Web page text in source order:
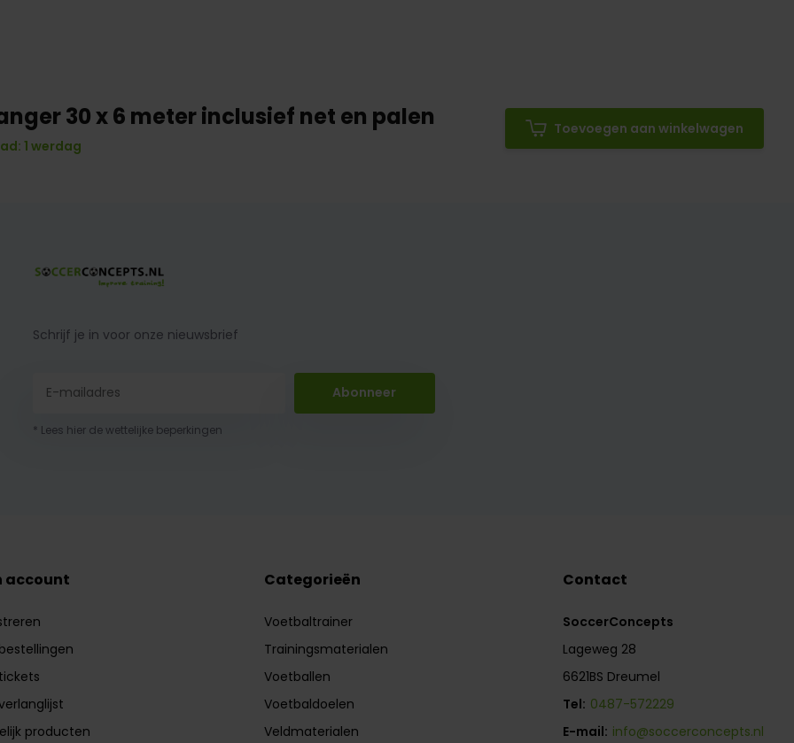
30 x 6 meter inclusief net en palen
1 werdag
Toevoegen aan winkelwagen
Schrijf je in voor onze nieuwsbrief
Abonneer
* Lees hier de wettelijke beperkingen
account
producten
Categorieën
Voetbaltrainer
Trainingsmaterialen
Voetballen
Voetbaldoelen
Veldmaterialen
Contact
SoccerConcepts
Lageweg 28
6621BS Dreumel
Tel: 0487-572229
E-mail: info@soccerconcepts.nl